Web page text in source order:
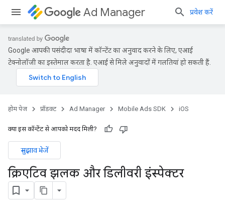
Ad Manager प्रवेश करें
Google आपकी पसंदीदा भाषा में कॉन्टेंट का अनुवाद करने के लिए, एआई
टेक्नोलॉजी का इस्तेमाल करता है. एआई से मिले अनुवादों में गलतियां हो सकती हैं.
होम पेज प्रॉडक्ट Ad Manager Mobile Ads SDK iOS
क्या इस कॉन्टेंट से आपको मदद मिली?
सुझाव भेजें
क्रिएटिव झलक और डिलीवरी इंस्पेक्टर